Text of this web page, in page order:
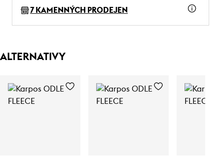
7 KAMENNÝCH PRODEJEN
ALTERNATIVY